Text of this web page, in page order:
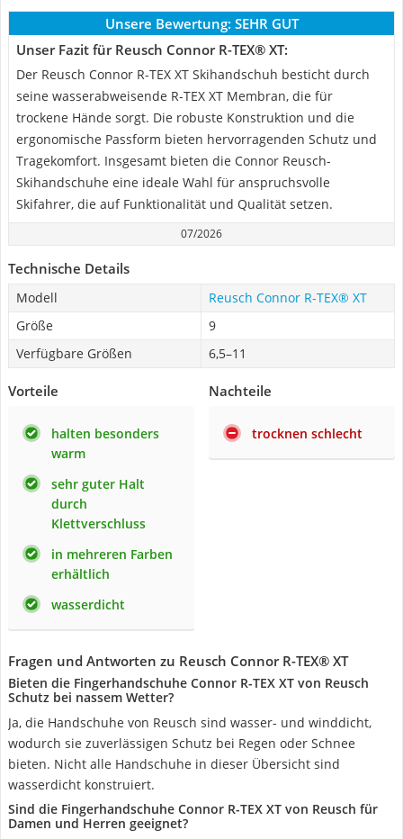
Unsere Bewertung: SEHR GUT
Unser Fazit für Reusch Connor R-TEX® XT:
Der Reusch Connor R-TEX XT Skihandschuh besticht durch
seine wasserabweisende R-TEX XT Membran, die für
trockene Hände sorgt. Die robuste Konstruktion und die
ergonomische Passform bieten hervorragenden Schutz und
Tragekomfort. Insgesamt bieten die Connor Reusch-
Skihandschuhe eine ideale Wahl für anspruchsvolle
Skifahrer, die auf Funktionalität und Qualität setzen.
07/2026
Technische Details
Modell
Reusch Connor R-TEX® XT
Größe
9
Verfügbare Größen
6,5–11
Vorteile
halten besonders
warm
sehr guter Halt
durch
Klettverschluss
in mehreren Farben
erhältlich
wasserdicht
Nachteile
trocknen schlecht
Fragen und Antworten zu Reusch Connor R-TEX® XT
Bieten die Fingerhandschuhe Connor R-TEX XT von Reusch
Schutz bei nassem Wetter?
Ja, die Handschuhe von Reusch sind wasser- und winddicht,
wodurch sie zuverlässigen Schutz bei Regen oder Schnee
bieten. Nicht alle Handschuhe in dieser Übersicht sind
wasserdicht konstruiert.
Sind die Fingerhandschuhe Connor R-TEX XT von Reusch für
Damen und Herren geeignet?